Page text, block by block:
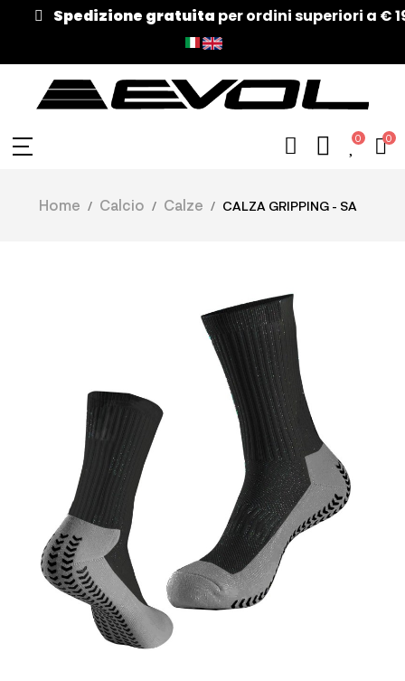
gratuitaper ordini superiori a € 190!
0 0
Home Calcio Calze CALZA GRIPPING - SA